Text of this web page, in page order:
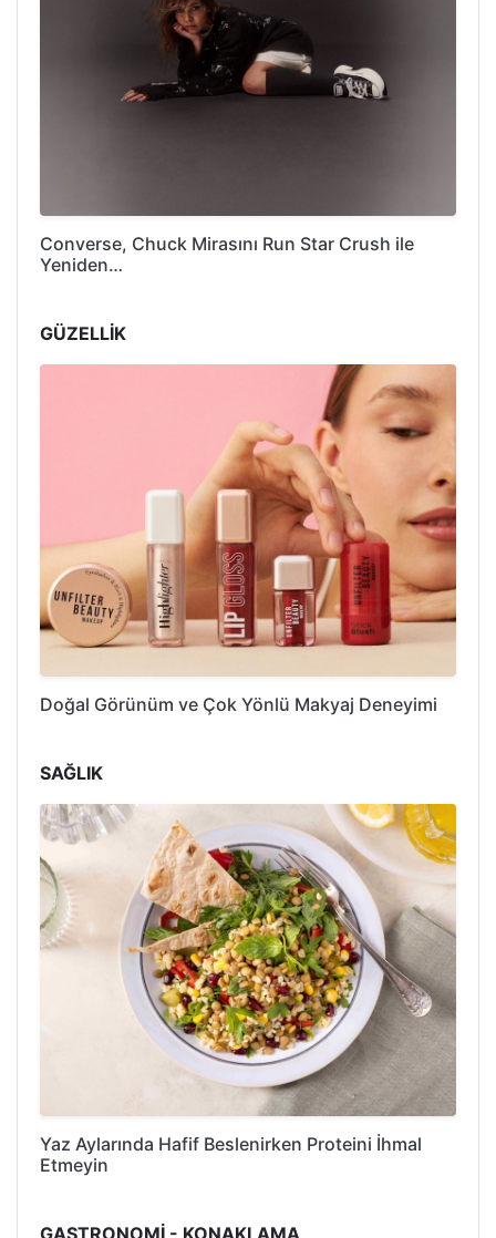
Converse, Chuck Mirasını Run Star Crush ile
Yeniden…
GÜZELLİK
Doğal Görünüm ve Çok Yönlü Makyaj Deneyimi
SAĞLIK
Yaz Aylarında Hafif Beslenirken Proteini İhmal
Etmeyin
GASTRONOMİ - KONAKLAMA